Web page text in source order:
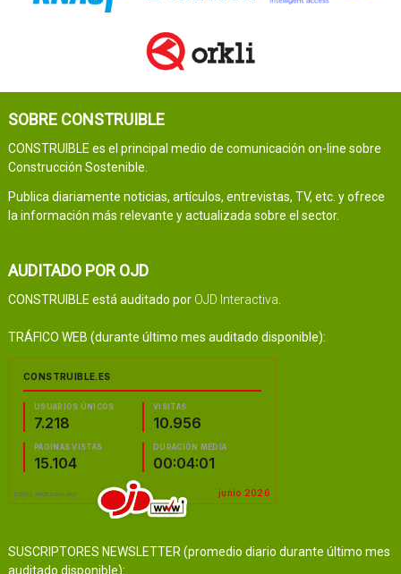
SOBRE CONSTRUIBLE
CONSTRUIBLE es el principal medio de comunicación on-line sobre
Construcción Sostenible.
Publica diariamente noticias, artículos, entrevistas, TV, etc. y ofrece
la información más relevante y actualizada sobre el sector.
AUDITADO POR OJD
CONSTRUIBLE está auditado por OJD Interactiva
TRÁFICO WEB (durante último mes auditado disponible):
SUSCRIPTORES NEWSLETTER (promedio diario durante último mes
auditado disponible):